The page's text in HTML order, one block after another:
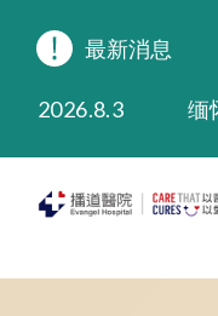
最新消息
2026.8.3
2025.9.23
2025.7.21